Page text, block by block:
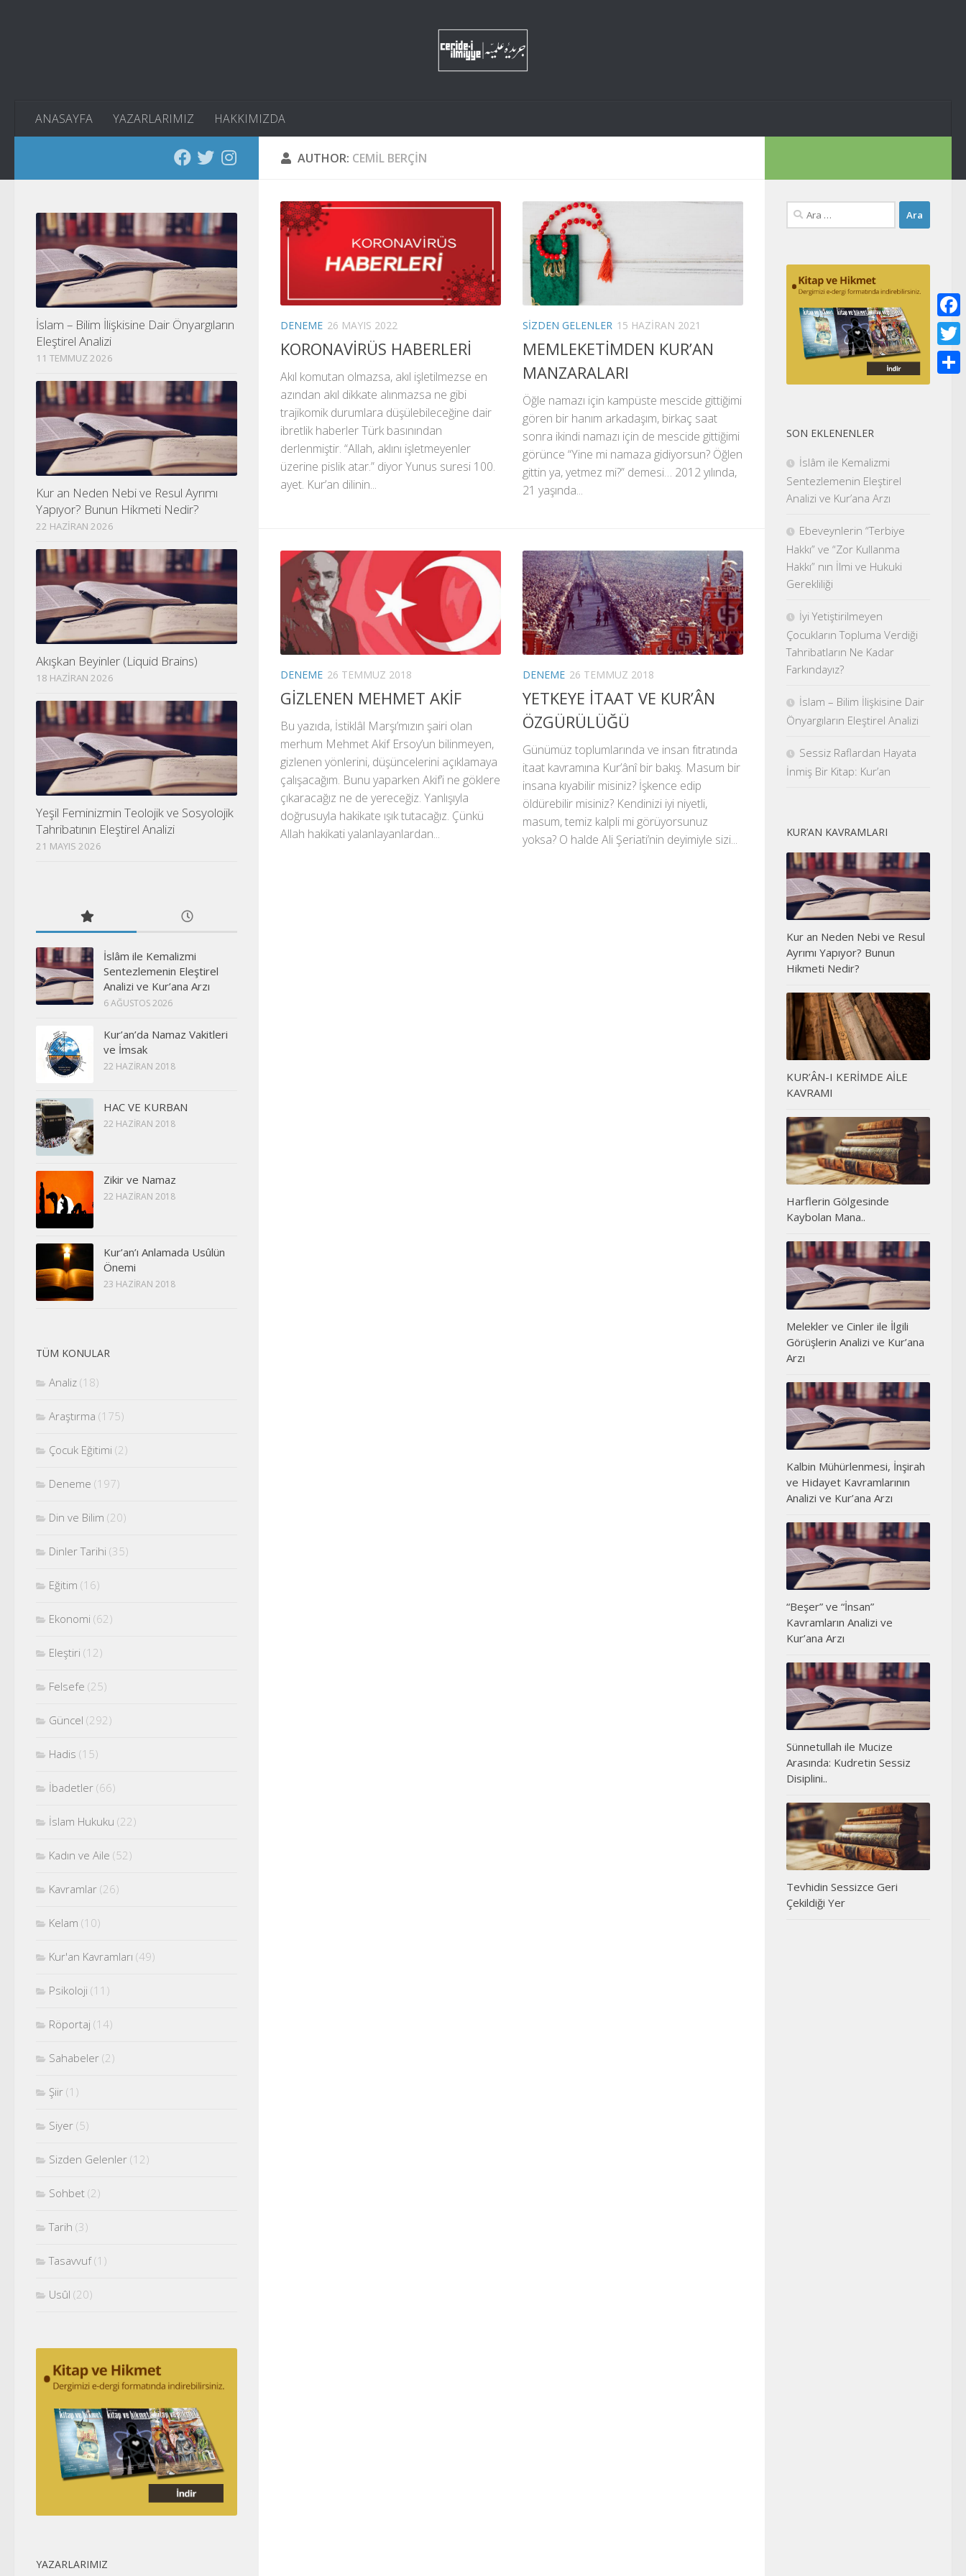
ANASAYFA YAZARLARIMIZ HAKKIMIZDA
AUTHOR: CEMIL BERÇIN
DENEME 26 MAYIS 2022
KORONAVİRÜS HABERLERİ
Akıl komutan olmazsa, akıl işletilmezse en
azından akıl dikkate alınmazsa ne gibi
trajikomik durumlara düşülebileceğine dair
ibretlik haberler Türk basınından
derlenmiştir. “Allah, aklını işletmeyenler
üzerine pislik atar.” diyor Yunus suresi 100.
ayet. Kur’an dilinin...
SIZDEN GELENLER 15 HAZIRAN 2021
MEMLEKETİMDEN KUR’AN
MANZARALARI
Öğle namazı için kampüste mescide gittiğimi
gören bir hanım arkadaşım, birkaç saat
sonra ikindi namazı için de mescide gittiğimi
görünce “Yine mi namaza gidiyorsun? Öğlen
gittin ya, yetmez mi?” demesi… 2012 yılında,
21 yaşında...
DENEME 26 TEMMUZ 2018
GİZLENEN MEHMET AKİF
Bu yazıda, İstiklâl Marşı’mızın şairi olan
merhum Mehmet Akif Ersoy’un bilinmeyen,
gizlenen yönlerini, düşüncelerini açıklamaya
çalışacağım. Bunu yaparken Akif’i ne göklere
çıkaracağız ne de yereceğiz. Yanlışıyla
doğrusuyla hakikate ışık tutacağız. Çünkü
Allah hakikati yalanlayanlardan...
DENEME 26 TEMMUZ 2018
YETKEYE İTAAT VE KUR’ÂN
ÖZGÜRÜLÜĞÜ
Günümüz toplumlarında ve insan fıtratında
itaat kavramına Kur’ânî bir bakış. Masum bir
insana kıyabilir misiniz? İşkence edip
öldürebilir misiniz? Kendinizi iyi niyetli,
masum, temiz kalpli mi görüyorsunuz
yoksa? O halde Ali Şeriati’nin deyimiyle sizi...
İslam – Bilim İlişkisine Dair Önyargıların
Eleştirel Analizi
11 TEMMUZ 2026
Kur an Neden Nebi ve Resul Ayrımı
Yapıyor? Bunun Hikmeti Nedir?
22 HAZIRAN 2026
Akışkan Beyinler (Liquid Brains)
18 HAZIRAN 2026
Yeşil Feminizmin Teolojik ve Sosyolojik
Tahribatının Eleştirel Analizi
21 MAYIS 2026
İslâm ile Kemalizmi
Sentezlemenin Eleştirel
Analizi ve Kur’ana Arzı
6 AĞUSTOS 2026
Kur’an’da Namaz Vakitleri
ve İmsak
22 HAZIRAN 2018
HAC VE KURBAN
22 HAZIRAN 2018
Zikir ve Namaz
22 HAZIRAN 2018
Kur’an’ı Anlamada Usûlün
Önemi
23 HAZIRAN 2018
TÜM KONULAR
Analiz (18)
Araştırma (175)
Çocuk Eğitimi (2)
Deneme (197)
Din ve Bilim (20)
Dinler Tarihi (35)
Eğitim (16)
Ekonomi (62)
Eleştiri (12)
Felsefe (25)
Güncel (292)
Hadis (15)
İbadetler (66)
İslam Hukuku (22)
Kadın ve Aile (52)
Kavramlar (26)
Kelam (10)
Kur'an Kavramları (49)
Psikoloji (11)
Röportaj (14)
Sahabeler (2)
Şiir (1)
Siyer (5)
Sizden Gelenler (12)
Sohbet (2)
Tarih (3)
Tasavvuf(1)
Usûl (20)
YAZARLARIMIZ
Arama:
SON EKLENENLER
İslâm ile Kemalizmi
Sentezlemenin Eleştirel
Analizi ve Kur’ana Arzı
Ebeveynlerin “Terbiye
Hakkı” ve “Zor Kullanma
Hakkı” nın İlmi ve Hukuki
Gerekliliği
İyi Yetiştirilmeyen
Çocukların Topluma Verdiği
Tahribatların Ne Kadar
Farkındayız?
İslam – Bilim İlişkisine Dair
Önyargıların Eleştirel Analizi
Sessiz Raflardan Hayata
İnmiş Bir Kitap: Kur’an
KUR’AN KAVRAMLARI
Kur an Neden Nebi ve Resul
Ayrımı Yapıyor? Bunun
Hikmeti Nedir?
KUR’ÂN-I KERİMDE AİLE
KAVRAMI
Harflerin Gölgesinde
Kaybolan Mana..
Melekler ve Cinler ile İlgili
Görüşlerin Analizi ve Kur’ana
Arzı
Kalbin Mühürlenmesi, İnşirah
ve Hidayet Kavramlarının
Analizi ve Kur’ana Arzı
“Beşer” ve “İnsan”
Kavramların Analizi ve
Kur’ana Arzı
Sünnetullah ile Mucize
Arasında: Kudretin Sessiz
Disiplini..
Tevhidin Sessizce Geri
Çekildiği Yer